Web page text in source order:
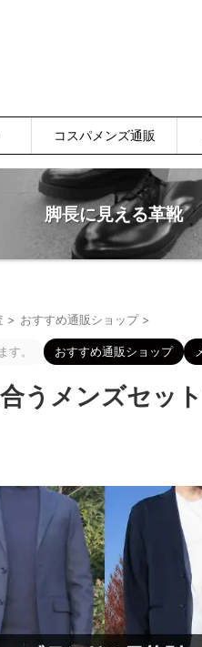
コスパメンズ通販
脚長に見える革靴
> おすすめ通販ショップ >
す。 おすすめ通販ショップ
うメンズセッ